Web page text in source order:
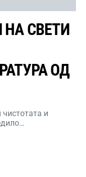
СВЕТИ
ОД
и